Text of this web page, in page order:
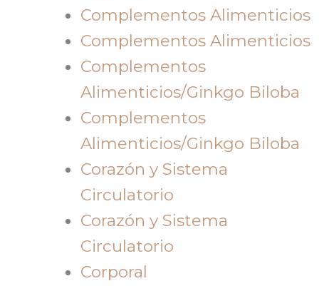
Complementos Alimenticios
Complementos Alimenticios
Complementos
Alimenticios/Ginkgo Biloba
Complementos
Alimenticios/Ginkgo Biloba
Corazón y Sistema
Circulatorio
Corazón y Sistema
Circulatorio
Corporal